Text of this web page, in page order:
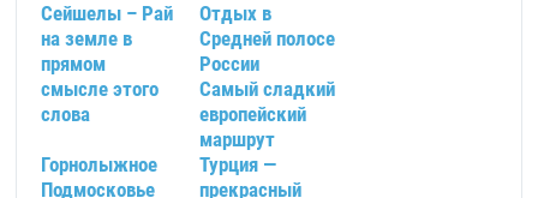
Сейшелы – Рай
на земле в
прямом
смысле этого
слова
Отдых в
Средней полосе
России
Самый сладкий
европейский
маршрут
Горнолыжное
Подмосковье
Турция —
прекрасный